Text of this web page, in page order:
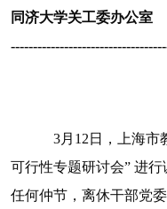
同济大学关工委办公室
3月12日，上海市
可行性专题研讨会” 进
任何仲节，离休干部党